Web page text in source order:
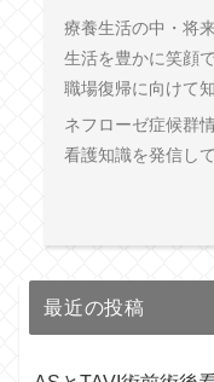
療養生活の中・将
生活を豊かに笑顔
職場復帰に向けて
ネフローゼ症候群
看護知識を発信し
最近の投稿